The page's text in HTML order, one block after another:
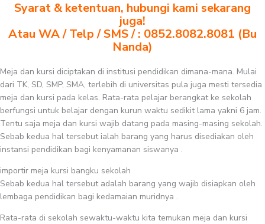
Syarat & ketentuan, hubungi kami sekarang
juga!
Atau WA / Telp / SMS / : 0852.8082.8081 (Bu
Nanda)
Meja dan kursi diciptakan di institusi pendidikan dimana-mana. Mulai
dari TK, SD, SMP, SMA, terlebih di universitas pula juga mesti tersedia
meja dan kursi pada kelas. Rata-rata pelajar berangkat ke sekolah
berfungsi untuk belajar dengan kurun waktu sedikit lama yakni 6 jam.
Tentu saja meja dan kursi wajib datang pada masing-masing sekolah.
Sebab kedua hal tersebut ialah barang yang harus disediakan oleh
instansi pendidikan bagi kenyamanan siswanya .
importir meja kursi bangku sekolah
Sebab kedua hal tersebut adalah barang yang wajib disiapkan oleh
lembaga pendidikan bagi kedamaian muridnya .
Rata-rata di sekolah sewaktu-waktu kita temukan meja dan kursi